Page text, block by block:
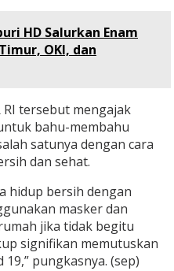
HD Salurkan Enam
OKI, dan
RI tersebut mengajak
bahu-membahu
satunya dengan cara
dan sehat.
hidup bersih dengan
masker dan
jika tidak begitu
signifikan memutuskan
pungkasnya. (sep)